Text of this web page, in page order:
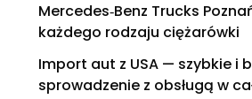
Mercedes‑Benz Trucks
każdego rodzaju ciężarówki
Import aut z USA — szybkie i
sprowadzenie z obsługą w